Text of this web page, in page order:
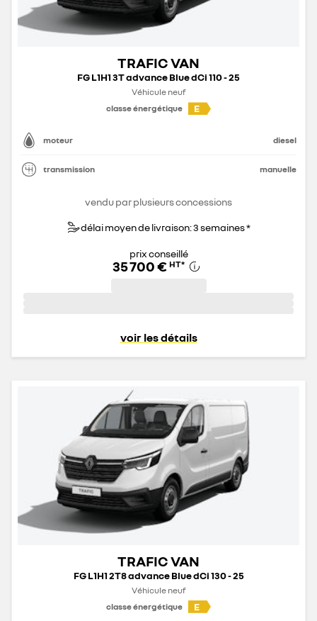
TRAFIC VAN
FG L1H1 3T advance Blue dCi 110 - 25
Véhicule neuf
classe énergétique
E
moteur diesel
transmission manuelle
vendu par plusieurs concessions
délai moyen de livraison: 3 semaines *
prix conseillé
35 700 € HT*
voir les détails
TRAFIC VAN
FG L1H1 2T8 advance Blue dCi 130 - 25
Véhicule neuf
classe énergétique
E